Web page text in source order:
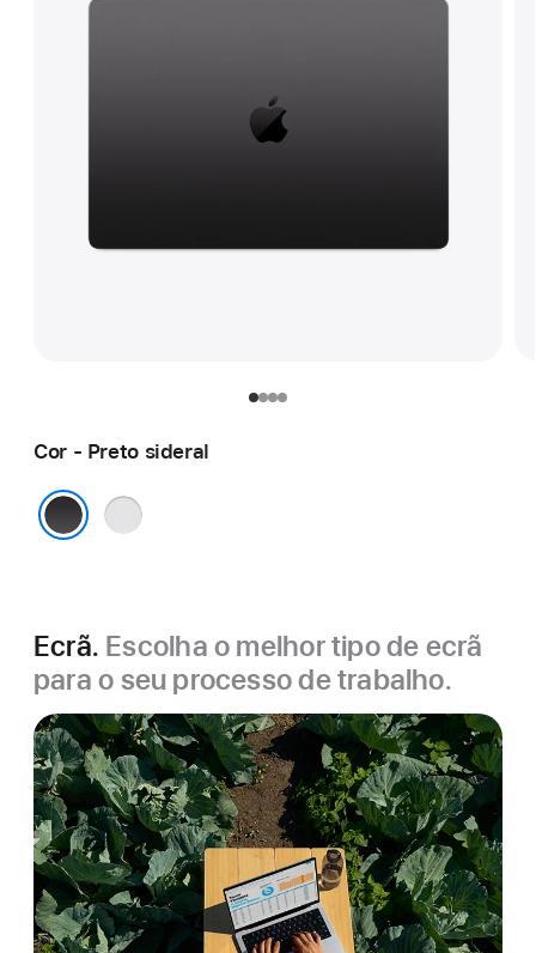
Cor - Preto sideral
Prateado
Ecrã. Escolha o melhor tipo de ecrã
para o seu processo de trabalho.